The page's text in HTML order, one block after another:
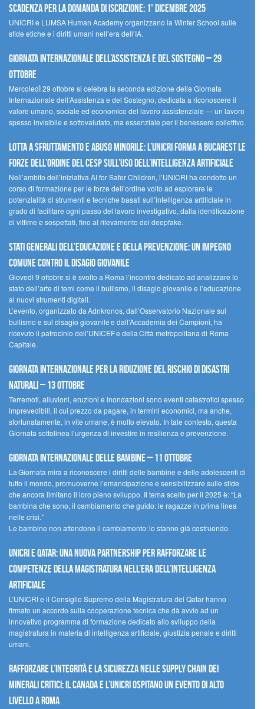
scadenza per la domanda di iscrizione: 1° dicembre 2025
UNICRI e LUMSA Human Academy organizzano la Winter School sulle
sfide etiche e i diritti umani nell’era dell’IA.
Giornata internazionale dell’assistenza e del sostegno – 29
ottobre
MercoledÌ 29 ottobre si celebra la seconda edizione della Giornata
Internazionale dell’Assistenza e del Sostegno, dedicata a riconoscere il
valore umano, sociale ed economico del lavoro assistenziale — un lavoro
spesso invisibile e sottovalutato, ma essenziale per il benessere collettivo.
Lotta a sfruttamento e abuso minorile: l’UNICRI forma a Bucarest le
forze dell’ordine del CESP sull’uso dell’Intelligenza Artificiale
Nell’ambito dell’iniziativa AI for Safer Children, l’UNICRI ha condotto un
corso di formazione per le forze dell’ordine volto ad esplorare le
potenzialità di strumenti e tecniche basati sull’intelligenza artificiale in
grado di facilitare ogni passo del lavoro investigativo, dalla identificazione
di vittime e sospettati, fino al rilevamento dei deepfake.
Stati Generali dell’Educazione e della Prevenzione: un impegno
comune contro il disagio giovanile
Giovedì 9 ottobre si è svolto a Roma l’incontro dedicato ad analizzare lo
stato dell’arte di temi come il bullismo, il disagio giovanile e l’educazione
ai nuovi strumenti digitali.
L’evento, organizzato da Adnkronos, dall’Osservatorio Nazionale sul
bullismo e sul disagio giovanile e dall’Accademia dei Campioni, ha
ricevuto il patrocinio dell’UNICEF e della Città metropolitana di Roma
Capitale.
Giornata internazionale per la riduzione del rischio di disastri
naturali – 13 ottobre
Terremoti, alluvioni, eruzioni e inondazioni sono eventi catastrofici spesso
imprevedibili, il cui prezzo da pagare, in termini economici, ma anche,
sfortunatamente, in vite umane, è molto elevato. In tale contesto, questa
Giornata sottolinea l’urgenza di investire in resilienza e prevenzione.
Giornata internazionale delle bambine – 11 ottobre
La Giornata mira a riconoscere i diritti delle bambine e delle adolescenti di
tutto il mondo, promuoverne l’emancipazione e sensibilizzare sulle sfide
che ancora limitano il loro pieno sviluppo. Il tema scelto per il 2025 è: “La
bambina che sono, il cambiamento che guido: le ragazze in prima linea
nelle crisi.”
Le bambine non attendono il cambiamento: lo stanno già costruendo.
UNICRI e Qatar: una nuova partnership per rafforzare le
competenze della magistratura nell’era dell’intelligenza
artificiale
L’UNICRI e il Consiglio Supremo della Magistratura del Qatar hanno
firmato un accordo sulla cooperazione tecnica che dà avvio ad un
innovativo programma di formazione dedicato allo sviluppo della
magistratura in materia di intelligenza artificiale, giustizia penale e diritti
umani.
Rafforzare l’integrità e la sicurezza nelle supply chain dei
minerali critici: il Canada e l’UNICRI ospitano un evento di alto
livello a Roma